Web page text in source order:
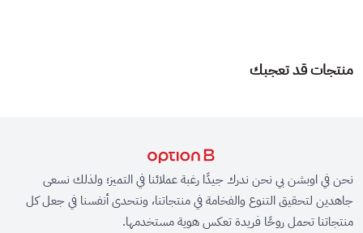
منتجات قد تعجبك
نحن في اوبشن بي نحن ندرك جيدًا رغبة عملائنا في التميز؛ ولذلك نسعى
جاهدين لتحقيق التنوع والفخامة في منتجاتنا، ونتحدى أنفسنا في جعل كل
منتجاتنا تحمل روحًا فريدة تعكس هوية مستخدمها.